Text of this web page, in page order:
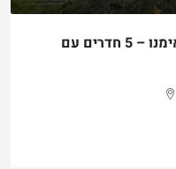
קוטג’ עליון למכירה ברחוב רחל אימנו – 5 חדרים עם